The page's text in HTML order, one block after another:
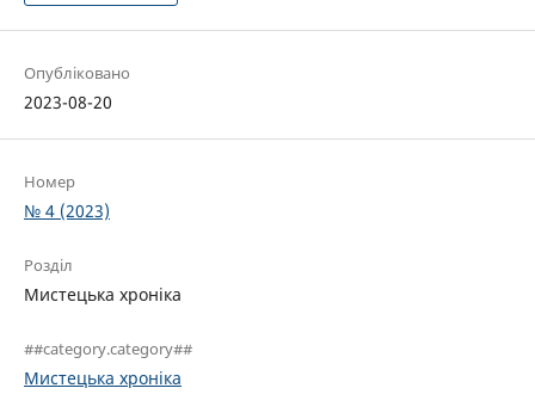
Опубліковано
2023-08-20
Номер
№ 4 (2023)
Розділ
Мистецька хроніка
##category.category##
Мистецька хроніка